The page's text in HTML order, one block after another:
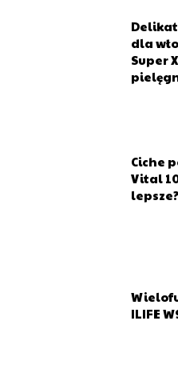
Zarejestruj się na
wsparcie od
lat działają na rynku. Jedno
Zyskanie nowej wiedzy
Wsparcie w rozwiązaniu
dla
Super
Ciche
Vital
lepsze?
ILIFE